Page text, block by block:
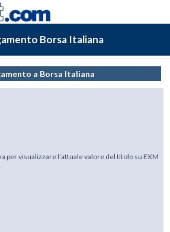
Borsa Italiana
a Borsa Italiana
per visualizzare l’attuale valore del titolo su EXM